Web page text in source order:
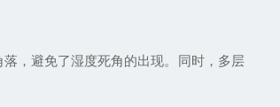
，避免了湿度死角的出现。同时，多层